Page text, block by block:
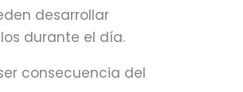
desarrollar
durante el día.
consecuencia del